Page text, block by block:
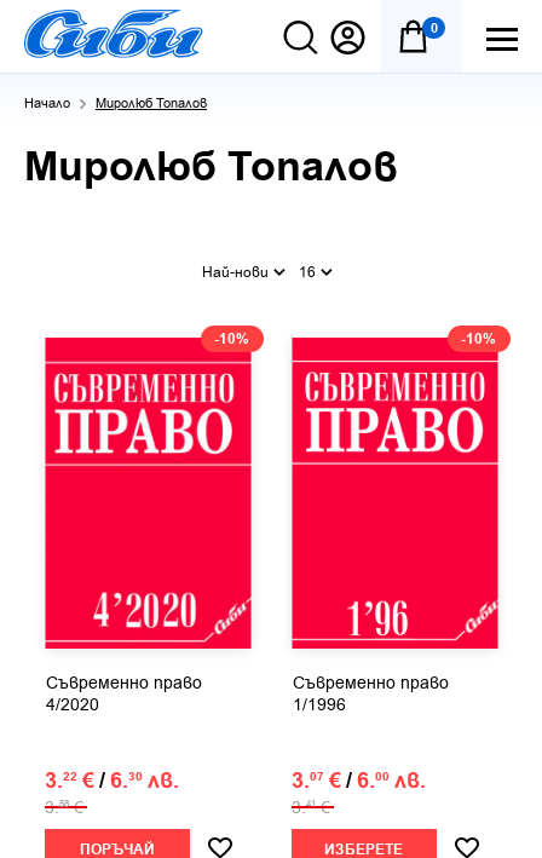
0
Начало Миролюб Топалов
Миролюб Топалов
Най-нови 16
-10%
Съвременно право
4/2020
3.22 €/6.30 лв.
3.58 €
ПОРЪЧАЙ
-10%
Съвременно право
1/1996
3.07 €/6.00 лв.
3.41 €
ИЗБЕРЕТЕ